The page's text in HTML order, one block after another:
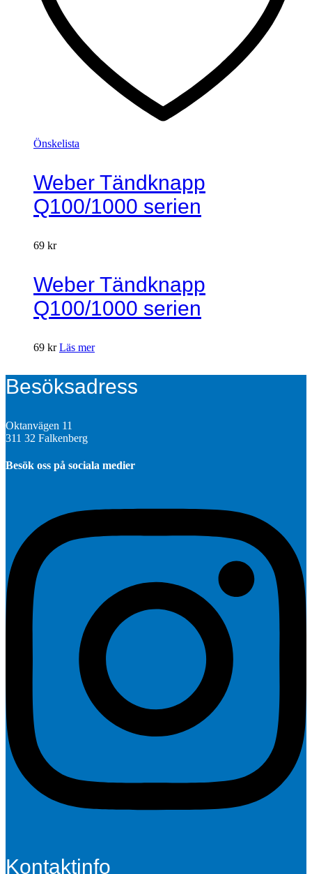
Önskelista
Weber Tändknapp
Q100/1000 serien
69 kr
Weber Tändknapp
Q100/1000 serien
69 kr Läs mer
Besöksadress
Oktanvägen 11
311 32 Falkenberg
Besök oss på sociala medier
Kontaktinfo